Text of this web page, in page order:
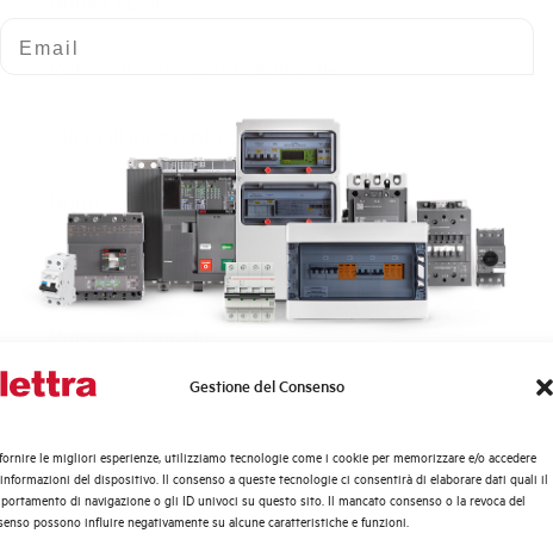
Gestione del Consenso
le migliori esperienze, utilizziamo tecnologie come i cookie per memorizzare e/o accedere
del dispositivo. Il consenso a queste tecnologie ci consentirà di elaborare dati quali il
di navigazione o gli ID univoci su questo sito. Il mancato consenso o la revoca del
possono influire negativamente su alcune caratteristiche e funzioni.
Numero moduli
Tensione nominale Ue AC
Tensione di impiego min-max AC
Frequenza
Quali argomenti ti interessano di più?
Automazione Industriale
Fotovoltaico
Sistema Quadri